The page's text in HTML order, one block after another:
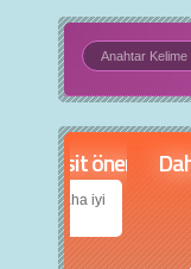
5 basit öneri
daha iyi
Daha iyi
için